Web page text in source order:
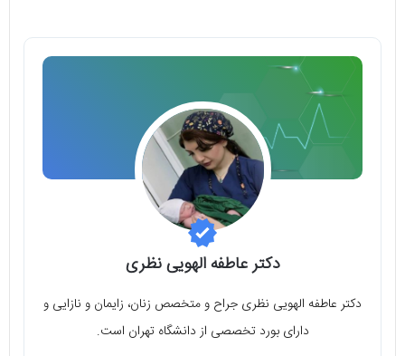
دکتر عاطفه الهویی نظری
دکتر عاطفه الهویی نظری جراح و متخصص زنان، زایمان و نازایی و
دارای بورد تخصصی از دانشگاه تهران است.